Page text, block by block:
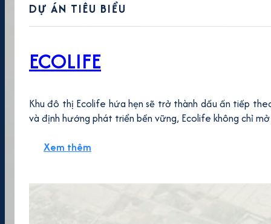
DỰ ÁN TIÊU BIỂU
ECOLIFE
Khu đô thị Ecolife hứa hẹn sẽ trở thành dấu ấn tiếp
và định hướng phát triển bền vững, Ecolife không chỉ
Xem thêm